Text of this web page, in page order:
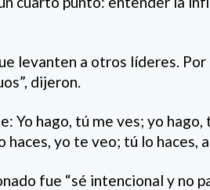
levanten a otros líderes.
dijeron.
Yo hago, tú me ves; yo
haces, yo te veo; tú lo haces,
fue “sé intencional y no